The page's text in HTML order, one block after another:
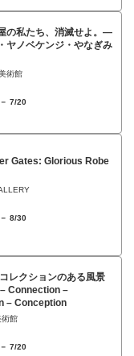
の私たち、消滅せよ。—
ヤノベケンジ・やなぎみ
術館
7/20
Gates: Glorious Robe
8/30
レクションのある風景
Connection –
– Conception
術館
7/20